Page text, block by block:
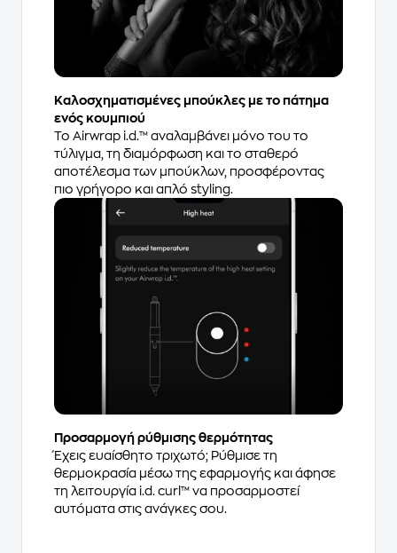
Καλοσχηματισμένες μπούκλες με το πάτημα
ενός κουμπιού
Το Airwrap i.d.™ αναλαμβάνει μόνο του το
τύλιγμα, τη διαμόρφωση και το σταθερό
αποτέλεσμα των μπούκλων, προσφέροντας
πιο γρήγορο και απλό styling.
Προσαρμογή ρύθμισης θερμότητας
Έχεις ευαίσθητο τριχωτό; Ρύθμισε τη
θερμοκρασία μέσω της εφαρμογής και άφησε
τη λειτουργία i.d. curl™ να προσαρμοστεί
αυτόματα στις ανάγκες σου.